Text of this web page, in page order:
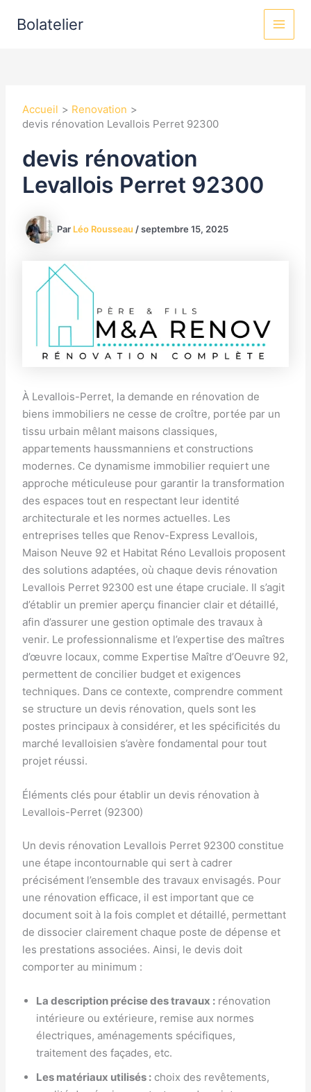
Bolatelier
MAIN
Accueil
Renovation
devis rénovation Levallois Perret 92300
devis rénovation
Levallois Perret 92300
Par Léo Rousseau /septembre 15, 2025
À Levallois-Perret, la demande en rénovation de
biens immobiliers ne cesse de croître, portée par un
tissu urbain mêlant maisons classiques,
appartements haussmanniens et constructions
modernes. Ce dynamisme immobilier requiert une
approche méticuleuse pour garantir la transformation
des espaces tout en respectant leur identité
architecturale et les normes actuelles. Les
entreprises telles que Renov-Express Levallois,
Maison Neuve 92 et Habitat Réno Levallois proposent
des solutions adaptées, où chaque devis rénovation
Levallois Perret 92300 est une étape cruciale. Il s’agit
d’établir un premier aperçu financier clair et détaillé,
afin d’assurer une gestion optimale des travaux à
venir. Le professionnalisme et l’expertise des maîtres
d’œuvre locaux, comme Expertise Maître d’Oeuvre 92,
permettent de concilier budget et exigences
techniques. Dans ce contexte, comprendre comment
se structure un devis rénovation, quels sont les
postes principaux à considérer, et les spécificités du
marché levalloisien s’avère fondamental pour tout
projet réussi.
Éléments clés pour établir un devis rénovation à
Levallois-Perret (92300)
Un devis rénovation Levallois Perret 92300 constitue
une étape incontournable qui sert à cadrer
précisément l’ensemble des travaux envisagés. Pour
une rénovation efficace, il est important que ce
document soit à la fois complet et détaillé, permettant
de dissocier clairement chaque poste de dépense et
les prestations associées. Ainsi, le devis doit
comporter au minimum :
La description précise des travaux : rénovation
intérieure ou extérieure, remise aux normes
électriques, aménagements spécifiques,
traitement des façades, etc.
Les matériaux utilisés : choix des revêtements,